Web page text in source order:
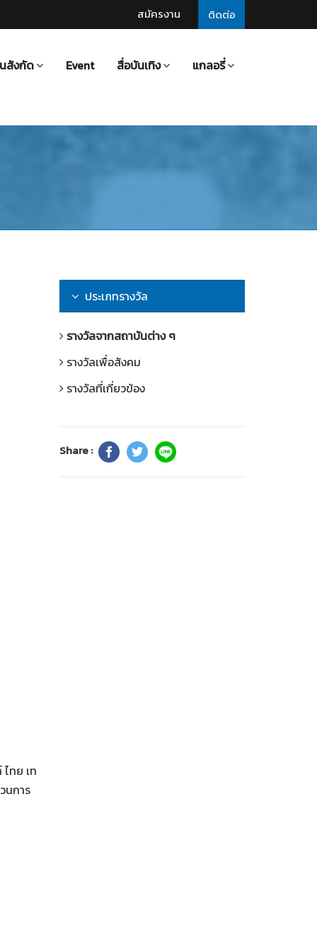
ติดต่อ
สมัครงาน
สังกัด Event สื่อบันเทิง แกลอรี่
ทย เท
นการ
ประเภทรางวัล
รางวัลจากสถาบันต่าง ๆ
รางวัลเพื่อสังคม
รางวัลที่เกี่ยวข้อง
Share :